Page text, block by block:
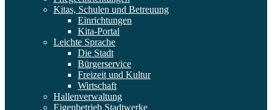
Kitas, Schulen und Betreuung
Einrichtungen
Kita-Portal
Leichte Sprache
Die Stadt
Bürgerservice
Freizeit und Kultur
Wirtschaft
Hallenverwaltung
Eigenbetrieb Stadtwerke